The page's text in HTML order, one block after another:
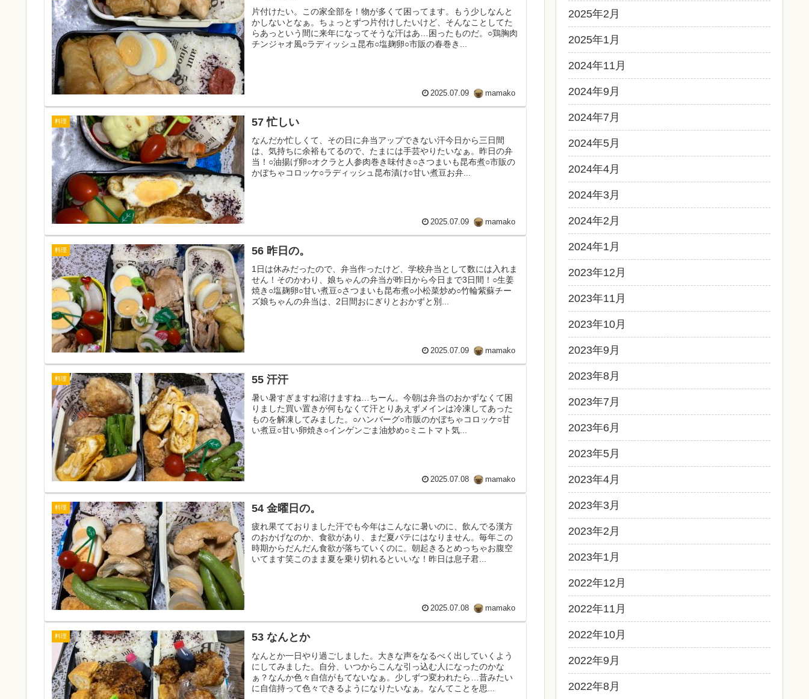
片付けたい。この家全部を！物が多くて困ってます。もう少しなんと
かしないとなぁ。ちょっとずつ片付けしたいけど、そんなことしてた
らあっという間に来年になってそうな汗はあ…困ったものだ。○鶏胸肉
チンジャオ風○ラディッシュ昆布○塩麹卵○市販の春巻き...
2025.07.09 mamako
料理 57 忙しい
なんだか忙しくて、その日に弁当アップできない汗今日から三日間
は、気持ちに余裕もてるので、たまには手芸やりたいなぁ。昨日の弁
当！○油揚げ卵○オクラと人参肉巻き味付き○さつまいも昆布煮○市販の
かぼちゃコロッケ○ラディッシュ昆布漬け○甘い煮豆お弁...
2025.07.09 mamako
料理 56 昨日の。
1日は休みだったので、弁当作ったけど、学校弁当として数には入れま
せん！そのかわり、娘ちゃんの弁当が昨日から今日まで3日間！○生姜
焼き○塩麹卵○甘い煮豆○さつまいも昆布煮○小松菜炒め○竹輪紫蘇チー
ズ娘ちゃんの弁当は、2日間おにぎりとおかずと別...
2025.07.09 mamako
料理 55 汗汗
暑い暑すぎますね溶けますね…ちーん。今朝は弁当のおかずなくて困
りました買い置きが何もなくて汗とりあえずメインは冷凍してあった
ものを解凍してみました。○ハンバーグ○市販のかぼちゃコロッケ○甘
い煮豆○甘い卵焼き○インゲンごま油炒め○ミニトマト気...
2025.07.08 mamako
料理 54 金曜日の。
疲れ果てておりました汗でも今年はこんなに暑いのに、飲んでる漢方
のおかげなのか、食欲があり、まだ夏バテにはなりません。毎年この
時期からだんだん食欲が落ちていくのに。朝起きるとめっちゃお腹空
いてます笑このまま夏を乗り切れるといいな！昨日は息子君...
2025.07.08 mamako
料理 53 なんとか
なんとか一日やり過ごしました。大きな声をなるべく出していくよう
にしてみました。自分、いつからこんな引っ込む人になったのかな
ぁ？なんか色々自信がもてないなぁ。少しずつ変われたら…昔みたい
に自信持って色々できるようになりたいなぁ。なんてことを思...
2025年2月
2025年1月
2024年11月
2024年9月
2024年7月
2024年5月
2024年4月
2024年3月
2024年2月
2024年1月
2023年12月
2023年11月
2023年10月
2023年9月
2023年8月
2023年7月
2023年6月
2023年5月
2023年4月
2023年3月
2023年2月
2023年1月
2022年12月
2022年11月
2022年10月
2022年9月
2022年8月